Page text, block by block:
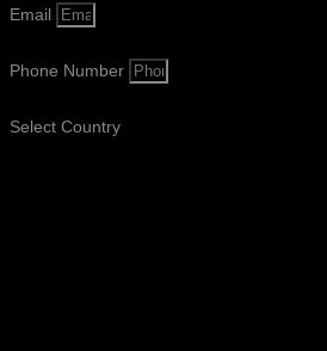
Email
Phone Number
Select Country